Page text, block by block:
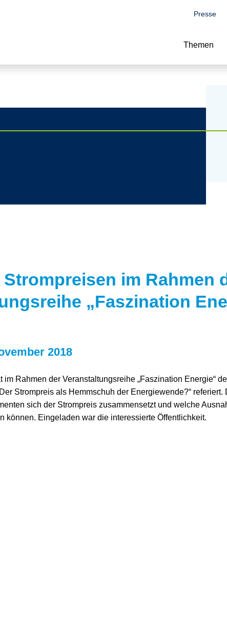
Presse
Themen
im Rahmen
„Faszination
2018
im Rahmen der Veranstaltungsreihe „Faszination Energie“
Strompreis als Hemmschuh der Energiewende?“ referiert.
sich der Strompreis zusammensetzt und welche
können. Eingeladen war die interessierte Öffentlichkeit.